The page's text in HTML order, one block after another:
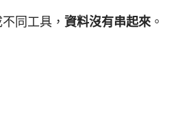
同工具， 資料沒有串起來。